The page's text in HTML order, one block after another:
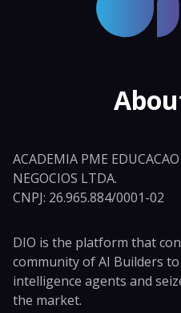
ACADEMIA PME
NEGOCIOS LTDA.
CNPJ: 26.965.884/0001-02
DIO is the platform that
community of AI Builders
intelligence agents and
the market.